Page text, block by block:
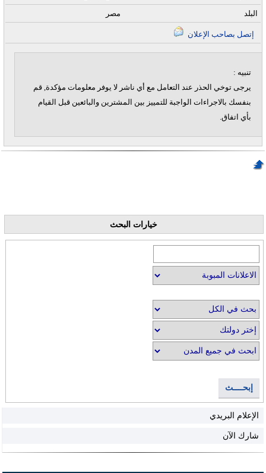
مصر البلد
تنبيه :
يرجى توخي الحذر عند التعامل مع أي ناشر لا يوفر معلومات مؤكدة, قم
بنفسك بالاجراءات الواجبة للتمييز بين المشترين والبائعين قبل القيام
بأي اتفاق.
خيارات البحث
إبحــــث
الإعلام البريدي
شارك الآن